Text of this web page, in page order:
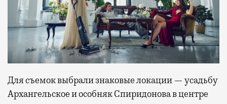
Для съемок выбрали знаковые локации — усадьбу
Архангельское и особняк Спиридонова в центре